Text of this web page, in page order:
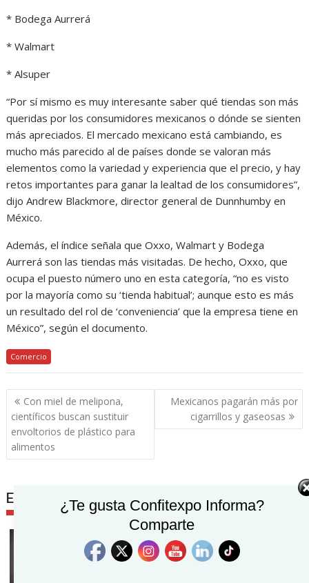
* Bodega Aurrerá
* Walmart
* Alsuper
“Por sí mismo es muy interesante saber qué tiendas son más
queridas por los consumidores mexicanos o dónde se sienten
más apreciados. El mercado mexicano está cambiando, es
mucho más parecido al de países donde se valoran más
elementos como la variedad y experiencia que el precio, y hay
retos importantes para ganar la lealtad de los consumidores”,
dijo Andrew Blackmore, director general de Dunnhumby en
México.
Además, el índice señala que Oxxo, Walmart y Bodega
Aurrerá son las tiendas más visitadas. De hecho, Oxxo, que
ocupa el puesto número uno en esta categoría, “no es visto
por la mayoría como su ‘tienda habitual’; aunque esto es más
un resultado del rol de ‘conveniencia’ que la empresa tiene en
México”, según el documento.
Comercio
Navegación
de
entradas
Con miel de melipona,
científicos buscan sustituir
envoltorios de plástico para
alimentos
Mexicanos pagarán más por
cigarrillos y gaseosas
Entradas relacionadas
¿Te gusta Confitexpo Informa?
Comparte